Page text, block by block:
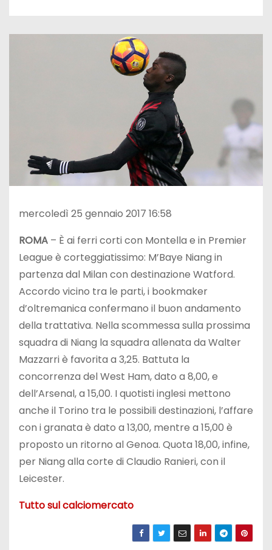
mercoledì 25 gennaio 2017 16:58
ROMA – È ai ferri corti con Montella e in Premier
League è corteggiatissimo: M’Baye Niang in
partenza dal Milan con destinazione Watford.
Accordo vicino tra le parti, i bookmaker
d’oltremanica confermano il buon andamento
della trattativa. Nella scommessa sulla prossima
squadra di Niang la squadra allenata da Walter
Mazzarri è favorita a 3,25. Battuta la
concorrenza del West Ham, dato a 8,00, e
dell’Arsenal, a 15,00. I quotisti inglesi mettono
anche il Torino tra le possibili destinazioni, l’affare
con i granata è dato a 13,00, mentre a 15,00 è
proposto un ritorno al Genoa. Quota 18,00, infine,
per Niang alla corte di Claudio Ranieri, con il
Leicester.
Tutto sul calciomercato